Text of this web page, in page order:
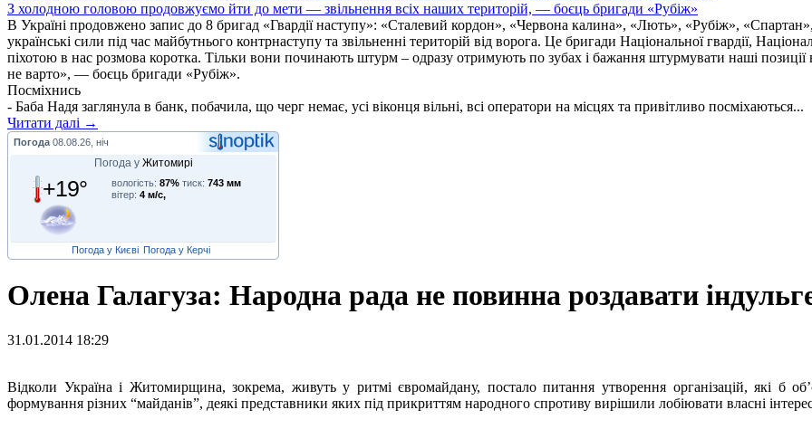
З холодною головою продовжуємо йти до мети — звільнення всіх наших територій, — боєць бригади «Рубіж»
В Україні продовжено запис до 8 бригад «Гвардії наступу»: «Сталевий кордон», «Червона калина», «Лють», «Рубіж»,
українські сили під час майбутнього контрнаступу та звільненні територій від ворога. Це бригади Національної гвардії,
піхотою в нас розмова коротка. Тільки вони починають штурм – одразу отримують по зубах і бажання штурмувати наші позиції
не варто», — боєць бригади «Рубіж».
Посміхнись
- Баба Надя заглянула в банк, побачила, що черг немає, усі віконця вільні, всі оператори на місцях та привітливо посміхаються...
Читати далі →
Погода 08.08.26, ніч
Погода у Житомирі
+19° вологість: 87% тиск: 743 мм
вітер: 4 м/с,
Погода у Києві Погода у Керчі
Олена Галагуза: Народна рада не повинна роздавати
31.01.2014 18:29
Відколи Україна і Житомирщина, зокрема, живуть у ритмі євромайдану, постало питання утворення організацій, які б
формування різних “майданів”, деякі представники яких під прикриттям народного спротиву вирішили лобіювати власні